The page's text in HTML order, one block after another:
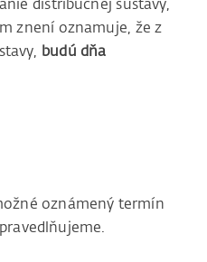
distribučnej sústavy,
znení oznamuje, že z
budú dňa
oznámený termín